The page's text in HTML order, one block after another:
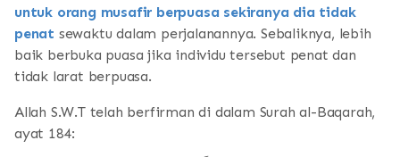
untuk orang musafir berpuasa sekiranya dia tidak
penat sewaktu dalam perjalanannya. Sebaliknya, lebih
baik berbuka puasa jika individu tersebut penat dan
tidak larat berpuasa.
Allah S.W.T telah berfirman di dalam Surah al-Baqarah,
ayat 184: